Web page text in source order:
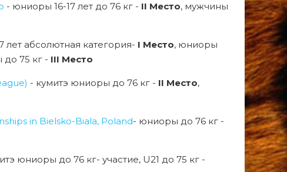
- юниоры 16-17 лет до 76 кг - II Место, мужчины
лет абсолютная категория- I Место, юниоры
75 кг - III Место
- кумитэ юниоры до 76 кг - II Место,
in Bielsko-Biala, Poland- юниоры до 76 кг -
юниоры до 76 кг- участие, U21 до 75 кг -